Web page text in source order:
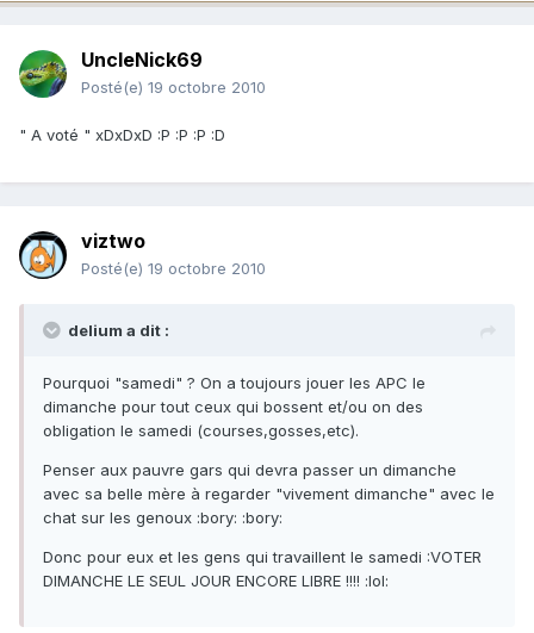
UncleNick69
Posté(e) 19 octobre 2010
" A voté " xDxDxD :P :P :P :D
viztwo
Posté(e) 19 octobre 2010
delium a dit :
Pourquoi "samedi" ? On a toujours jouer les APC le
dimanche pour tout ceux qui bossent et/ou on des
obligation le samedi (courses,gosses,etc).
Penser aux pauvre gars qui devra passer un dimanche
avec sa belle mère à regarder "vivement dimanche" avec le
chat sur les genoux :bory: :bory:
Donc pour eux et les gens qui travaillent le samedi :VOTER
DIMANCHE LE SEUL JOUR ENCORE LIBRE !!!! :lol: